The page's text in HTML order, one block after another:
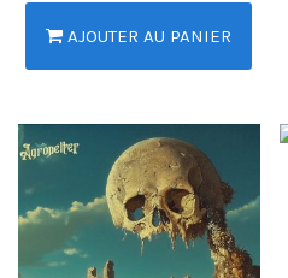
AJOUTER AU PANIER